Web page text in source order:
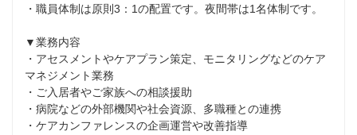
・職員体制は原則3：1の配置です。夜間帯は1名体制です。
▼業務内容
・アセスメントやケアプラン策定、モニタリングなどのケア
マネジメント業務
・ご入居者やご家族への相談援助
・病院などの外部機関や社会資源、多職種との連携
・ケアカンファレンスの企画運営や改善指導